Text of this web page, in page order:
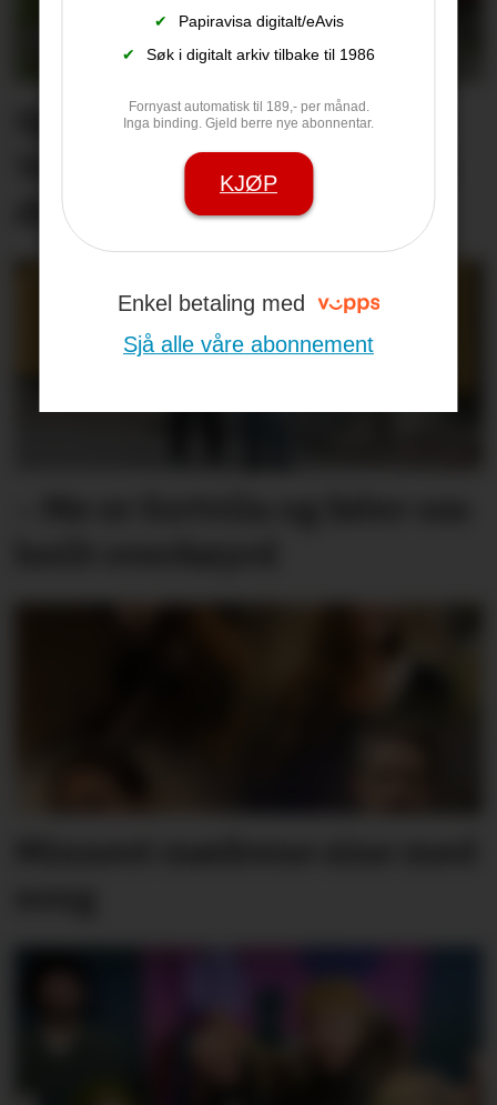
✔
Papiravisa digitalt/eAvis
✔
Søk i digitalt arkiv tilbake til 1986
Fornyast automatisk til 189,- per månad.
Inga binding. Gjeld berre nye abonnentar.
KJØP
Enkel betaling med
Sjå alle våre abonnement
Sjekkliste før studie­start:
Veit du om leige­­­­bustaden
din er trygg?